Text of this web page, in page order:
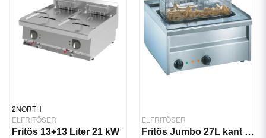
2NORTH
ELFRITÖSER
Fritös 13+13 Liter 21 kW
ELFRITÖSER
Fritös Jumbo 27L kant 25 mm